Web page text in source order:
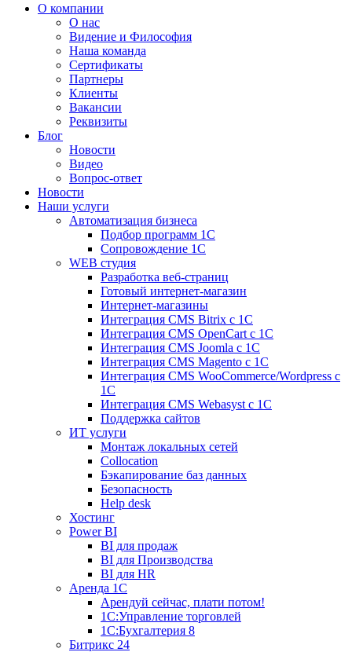
О компании
О нас
Видение и Философия
Наша команда
Сертификаты
Партнеры
Клиенты
Вакансии
Реквизиты
Блог
Новости
Видео
Вопрос-ответ
Новости
Наши услуги
Автоматизация бизнеса
Подбор программ 1С
Сопровождение 1С
WEB студия
Разработка веб-страниц
Готовый интернет-магазин
Интернет-магазины
Интеграция CMS Bitrix с 1С
Интеграция CMS OpenCart с 1С
Интеграция CMS Joomla с 1С
Интеграция CMS Magento с 1С
Интеграция CMS WooCommerce/Wordpress с
1С
Интеграция CMS Webasyst с 1С
Поддержка сайтов
ИТ услуги
Монтаж локальных сетей
Collocation
Бэкапирование баз данных
Безопасность
Help desk
Хостинг
Power BI
BI для продаж
BI для Производства
BI для HR
Аренда 1C
Арендуй сейчас, плати потом!
1С:Управление торговлей
1С:Бухгалтерия 8
Битрикс 24